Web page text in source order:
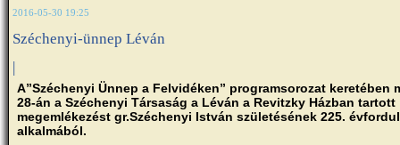
2016-05-30 19:25
Széchenyi-ünnep Léván
|
A”Széchenyi Ünnep a Felvidéken” programsorozat keretében
28-án a Széchenyi Társaság a Léván a Revitzky Házban tartott
megemlékezést gr.Széchenyi István születésének 225.
alkalmából.